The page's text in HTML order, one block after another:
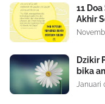
11
Akhir
Dzikir
bika
Januari